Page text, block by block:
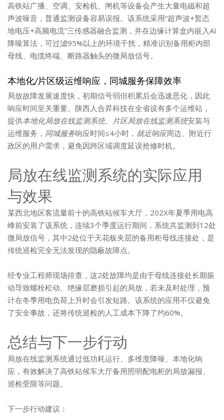
高铁站广播、空调、安检机、闸机等设备会产生大量电磁和超
声波噪音，普通监测设备容易误报。该系统采用“超声波+暂态
地电压+高频电流”三传感器融合监测，并在边缘计算盒内嵌入AI
降噪算法，可过滤95%以上的环境干扰，精准识别备用柜内部
母线、电缆终端、断路器触头的微局放信号。
本地化/片区级运维响应，同城服务保障效率
局放故障发展速度快，初期信号弱但积累后会迅速恶化，因此
响应时间至关重要。陕西人合昇科技在全省设有多个运维站，
提供本地化局放在线监测系统、片区局放在线监测系统安装与
运维服务， 同城服务响应时间≤4小时， 就近响应周边、附近行
政区的用户需求，避免因跨区域调度延误抢修时机。
局放在线监测系统的实际应用
与效果
某西北地区客流量前十的高铁站候车大厅，202X年夏季用电高
峰前安装了该系统，连续3个季度运行期间，系统共监测到12处
微局放信号，其中2处位于天花板夹层的备用柜母线连接处，是
传统巡检完全无法发现的隐蔽故障点。
经专业工程师现场排查，这2处故障均是由于母线连接处长期振
动导致螺栓松动、绝缘层磨损引起的局放，若未及时处理，预
计在冬季用电负荷上升时会引发短路。该系统的应用不仅避免
了安全事故，还将传统巡检的人工成本下降了约60%。
总结与下一步行动
局放在线监测系统通过低功耗运行、多维度降噪、本地化响
应，有效解决了高铁站候车大厅备用照明配电柜的局放漏报、
巡检受限等问题。
下一步行动建议：